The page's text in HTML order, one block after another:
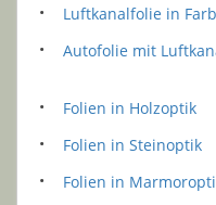
•
Luftkanalfolie in
•
Autofolie mit
•
Folien in Holzoptik
•
Folien in Steinoptik
•
Folien in